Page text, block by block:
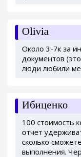
Olivia
Около 3-7к за
документов
люди любили
Ибиценко
100 стоимость
отчет
сколько
выполнения.